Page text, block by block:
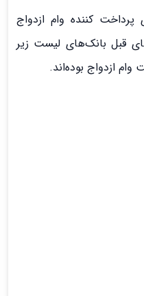
کننده وام ازدواج
قبل بانک‌های لیست زیر
ازدواج بوده‌اند.